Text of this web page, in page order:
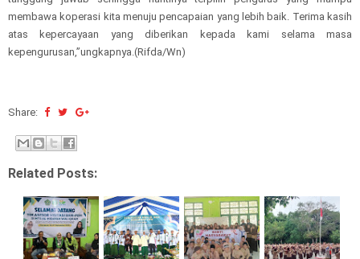
membawa koperasi kita menuju pencapaian yang lebih baik. Terima kasih
atas kepercayaan yang diberikan kepada kami selama masa
kepengurusan,”ungkapnya.(Rifda/Wn)
Share:
Related Posts: